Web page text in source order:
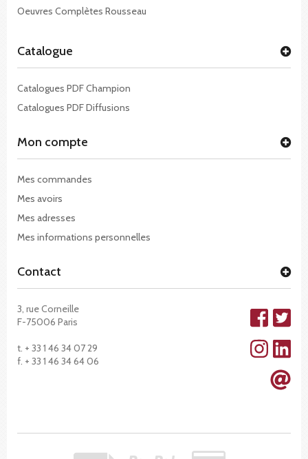
Oeuvres Complètes Rousseau
Catalogue
Catalogues PDF Champion
Catalogues PDF Diffusions
Mon compte
Mes commandes
Mes avoirs
Mes adresses
Mes informations personnelles
Contact
3, rue Corneille
F-75006 Paris
t. + 33 1 46 34 07 29
f. + 33 1 46 34 64 06